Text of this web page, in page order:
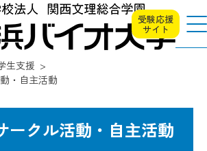
受験応援
サイト
生支援
・自主活動
ークル活動・自主活動